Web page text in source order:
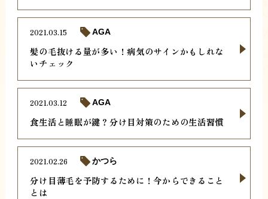
髪の毛抜ける量が多い！病気のサインかもしれな
いチェック
2021.03.15 AGA
食生活と睡眠が鍵？分け目対策のための生活習慣
2021.03.12 AGA
分け目薄毛を予防するために！今からできること
とは
2021.02.26 かつら